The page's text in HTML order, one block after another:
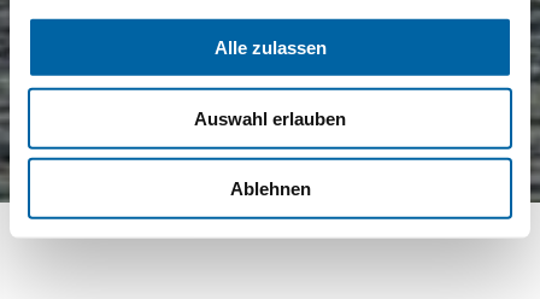
Alle zulassen
Auswahl erlauben
Ablehnen